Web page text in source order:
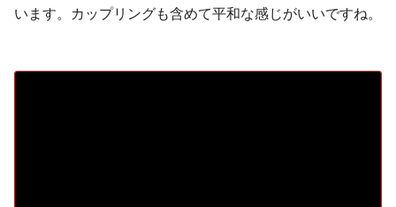
います。カップリングも含めて平和な感じがいいですね。